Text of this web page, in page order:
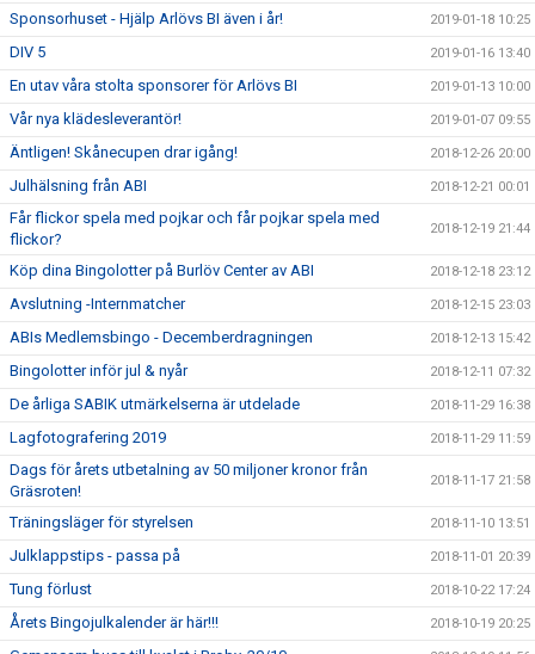
Sponsorhuset - Hjälp Arlövs BI även i år! 2019-01-18 10:25
DIV 5 2019-01-16 13:40
En utav våra stolta sponsorer för Arlövs BI 2019-01-13 10:00
Vår nya klädesleverantör! 2019-01-07 09:55
Äntligen! Skånecupen drar igång! 2018-12-26 20:00
Julhälsning från ABI 2018-12-21 00:01
Får flickor spela med pojkar och får pojkar spela med
flickor?
2018-12-19 21:44
Köp dina Bingolotter på Burlöv Center av ABI 2018-12-18 23:12
Avslutning -Internmatcher 2018-12-15 23:03
ABIs Medlemsbingo - Decemberdragningen 2018-12-13 15:42
Bingolotter inför jul & nyår 2018-12-11 07:32
De årliga SABIK utmärkelserna är utdelade 2018-11-29 16:38
Lagfotografering 2019 2018-11-29 11:59
Dags för årets utbetalning av 50 miljoner kronor från
Gräsroten!
2018-11-17 21:58
Träningsläger för styrelsen 2018-11-10 13:51
Julklappstips - passa på 2018-11-01 20:39
Tung förlust 2018-10-22 17:24
Årets Bingojulkalender är här!!! 2018-10-19 20:25